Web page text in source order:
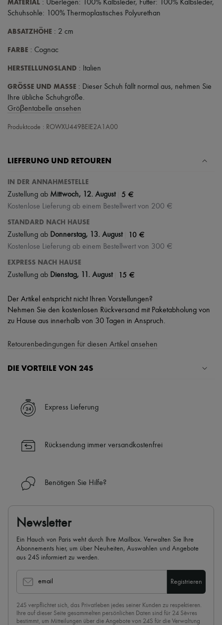
Hüte
Taschenschmuck und Schlüsselanhänger
High-Tech & Lifestyle-Zubehör
Schmuck
Ohrringe
Armbänder
Ringe
Beauty
Parfums
Körperpflege
Sonnenschutz
Mini- und Reiseformate
MATERIAL : Überlegen: 100% Kalbsleder, Futter: 100% Kalbsleder,
Schuhsohle: 100% Thermoplastisches Polyurethan
ABSATZHÖHE : 2 cm
FARBE : Cognac
HERSTELLUNGSLAND : Italien
GRÖSSE UND MASSE : Dieser Schuh fällt normal aus, nehmen Sie
Ihre übliche Schuhgröße.
Gröβentabelle ansehen
Produktcode : ROWXU449BEIE2A1A00
LIEFERUNG UND RETOUREN
IN DER ANNAHMESTELLE
Zustellung ab Mittwoch, 12. August 5 €
Kostenlose Lieferung ab einem Bestellwert von 200 €
STANDARD NACH HAUSE
Zustellung ab Donnerstag, 13. August 10 €
Kostenlose Lieferung ab einem Bestellwert von 300 €
EXPRESS NACH HAUSE
Zustellung ab Dienstag, 11. August 15 €
Der Artikel entspricht nicht Ihren Vorstellungen?
Nehmen Sie den kostenlosen Rückversand mit Paketabholung von
zu Hause aus innerhalb von 30 Tagen in Anspruch.
Retourenbedingungen für diesen Artikel ansehen
DIE VORTEILE VON 24S
✓ Expresslieferung in über 100 Ländern
✓ Kostenlose Retouren
die Uhr (24h/24)
Mehr erfahren über 24S, ein Haus aus der LVMH-Gruppe
Express Lieferung
Rücksendung immer versandkostenfrei
Benötigen Sie Hilfe?
Newsletter
Ein Hauch von Paris weht durch Ihre Mailbox. Verwalten Sie Ihre
Abonnements hier, um über Neuheiten, Auswahlen und Angebote
aus 24S informiert zu werden.
email Registrieren
24S verpflichtet sich, das Privatleben jedes seiner Kunden zu respektieren.
Ihre auf dieser Seite gesammelten persönlichen Daten sind für 24 Sèvres
bestimmt, um Mitteilungen über die Angebote von 24S für die Verwaltung